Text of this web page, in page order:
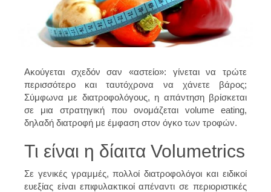
Ακούγεται σχεδόν σαν «αστείο»: γίνεται να τρώτε
περισσότερο και ταυτόχρονα να χάνετε βάρος;
Σύμφωνα με διατροφολόγους, η απάντηση βρίσκεται
σε μια στρατηγική που ονομάζεται volume eating,
δηλαδή διατροφή με έμφαση στον όγκο των τροφών.
Τι είναι η δίαιτα Volumetrics
Σε γενικές γραμμές, πολλοί διατροφολόγοι και ειδικοί
ευεξίας είναι επιφυλακτικοί απέναντι σε περιοριστικές